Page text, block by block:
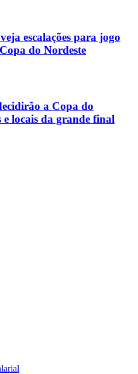
escalações para jogo
do Nordeste
a Copa do
e locais da grande final